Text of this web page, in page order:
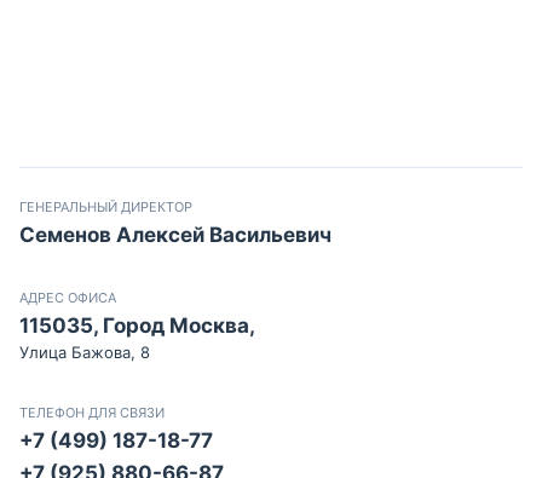
ГЕНЕРАЛЬНЫЙ ДИРЕКТОР
Семенов Алексей Васильевич
АДРЕС ОФИСА
115035, Город Москва,
Улица Бажова, 8
ТЕЛЕФОН ДЛЯ СВЯЗИ
+7 (499) 187-18-77
+7 (925) 880-66-87